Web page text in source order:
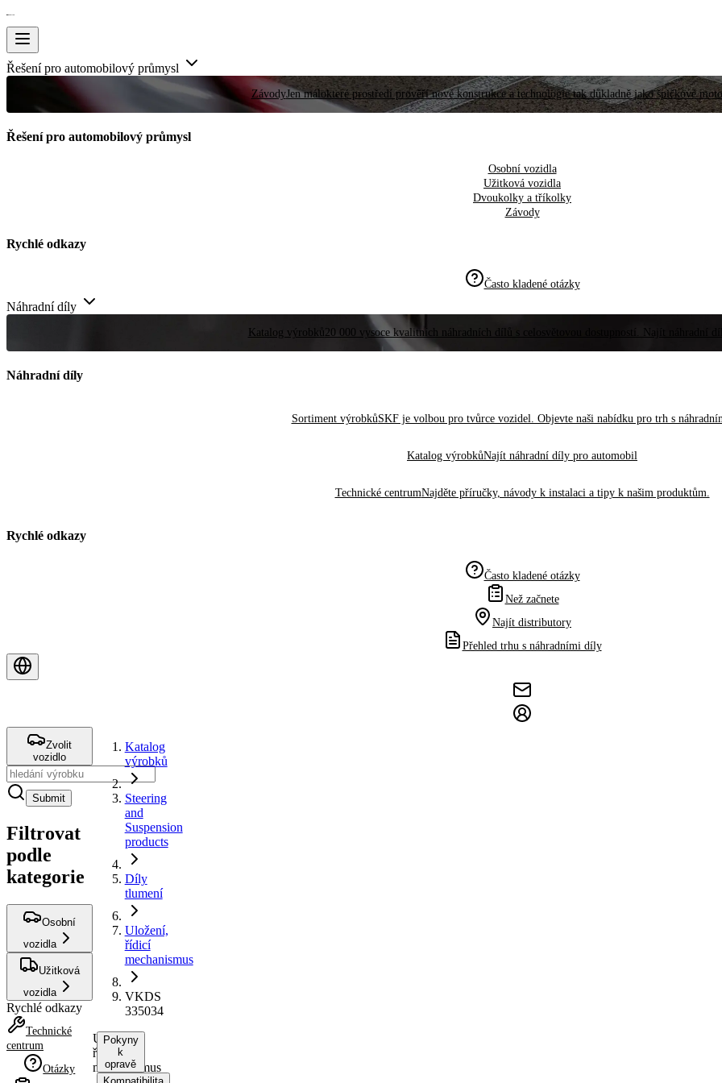
Řešení pro automobilový průmysl
ZávodyJen málokteré prostředí prověří nové konstrukce a technologie tak důkladně jako špičkové
Řešení pro automobilový průmysl
Osobní vozidla
Užitková vozidla
Dvoukolky a tříkolky
Závody
Rychlé odkazy
Často kladené otázky
Náhradní díly
Katalog výrobků20 000 vysoce kvalitních náhradních dílů s celosvětovou dostupností. Najít náhradní
Náhradní díly
Sortiment výrobkůSKF je volbou pro tvůrce vozidel. Objevte naši nabídku pro trh s
Katalog výrobkůNajít náhradní díly pro automobil
Technické centrumNajděte příručky, návody k instalaci a tipy k našim produktům.
Rychlé odkazy
Často kladené otázky
Než začnete
Najít distributory
Přehled trhu s náhradními díly
Zvolit
vozidlo
Submit
Filtrovat
podle
kategorie
Osobní
vozidla
Užitková
vozidla
Rychlé odkazy
Technické
centrum
Otázky
Katalog
výrobků
Steering
and
Suspension
products
Díly
tlumení
Uložení,
řídicí
mechanismus
VKDS
335034
Uložení,
řídicí
mechanismus
Pokyny
k
opravě